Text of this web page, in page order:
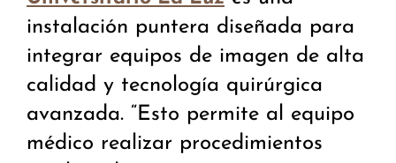
instalación puntera diseñada para
integrar equipos de imagen de alta
calidad y tecnología quirúrgica
avanzada. “Esto permite al equipo
médico realizar procedimientos